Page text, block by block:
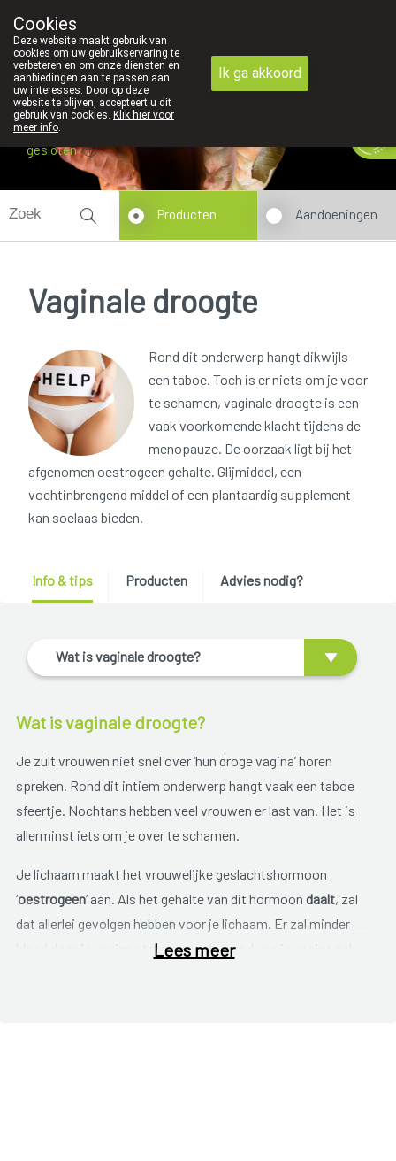
gesloten
Producten Aandoeningen
Vaginale droogte
Rond dit onderwerp hangt dikwijls
een taboe. Toch is er niets om je voor
te schamen, vaginale droogte is een
vaak voorkomende klacht tijdens de
menopauze. De oorzaak ligt bij het
afgenomen oestrogeen gehalte. Glijmiddel, een
vochtinbrengend middel of een plantaardig supplement
kan soelaas bieden.
Info & tips Producten Advies nodig?
Wat is vaginale droogte?
Wat is vaginale droogte?
Je zult vrouwen niet snel over ‘hun droge vagina’ horen
spreken. Rond dit intiem onderwerp hangt vaak een taboe
sfeertje. Nochtans hebben veel vrouwen er last van. Het is
allerminst iets om je over te schamen.
Je lichaam maakt het vrouwelijke geslachtshormoon
‘oestrogeen’ aan. Als het gehalte van dit hormoon daalt, zal
dat allerlei gevolgen hebben voor je lichaam. Er zal minder
bloed door je vagina stromen en de wand van je vagina zal
Lees meer
Cookies
Deze website maakt gebruik van
cookies om uw gebruikservaring te
verbeteren en om onze diensten en
aanbiedingen aan te passen aan
uw interesses. Door op deze
website te blijven, accepteert u dit
gebruik van cookies. Klik hier voor
meer info.
Ik ga akkoord